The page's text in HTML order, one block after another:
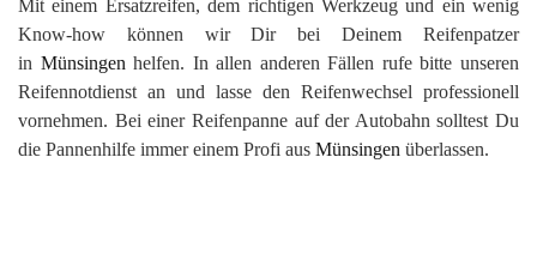
Mit einem Ersatzreifen, dem richtigen Werkzeug und ein wenig
Know-how können wir Dir bei Deinem Reifenpatzer
in Münsingen helfen. In allen anderen Fällen rufe bitte unseren
Reifennotdienst an und lasse den Reifenwechsel professionell
vornehmen. Bei einer Reifenpanne auf der Autobahn solltest Du
die Pannenhilfe immer einem Profi aus Münsingen überlassen.